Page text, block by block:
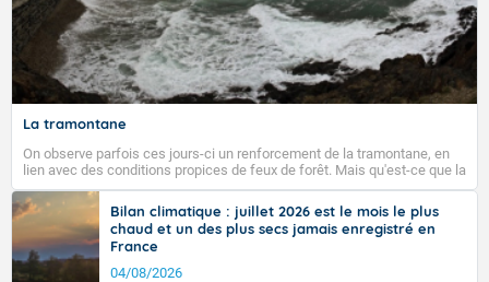
La tramontane
On observe parfois ces jours-ci un renforcement de la tramontane, en
lien avec des conditions propices de feux de forêt. Mais qu'est-ce que la
tramontane ? Quelles sont ses caractéristiques ? La tramontane est un
vent turbulent soufflant de secteur nord-ouest à nord, ou ouest à nord-
ouest, dans un secteur qui part du Roussillon à la vallée de l’Aude et à
l’ouest de l’Hérault. L’étymologie de ce vent vient du latin trasmontanus,
signifiant au-delà des monts, en allusion aux régions montagneuses
d’où provient ce vent.
Bilan climatique : juillet 2026 est le mois le plus
chaud et un des plus secs jamais enregistré en
France
04/08/2026